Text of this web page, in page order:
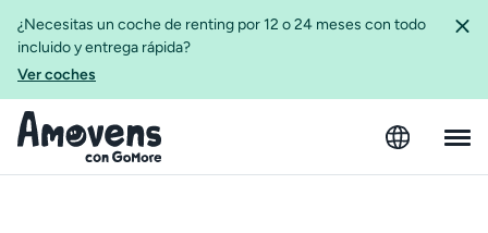
¿Necesitas un coche de renting por 12 o 24 meses con todo
incluido y entrega rápida?
Ver coches